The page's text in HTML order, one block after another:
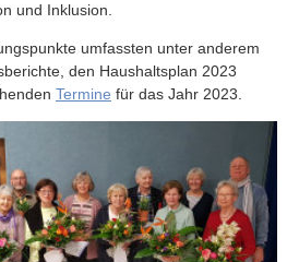
und Inklusion.
umfassten unter anderem
den Haushaltsplan 2023
Termine für das Jahr 2023.